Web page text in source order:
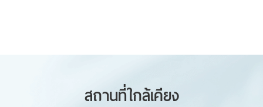
สถานที่ใกล้เคียง